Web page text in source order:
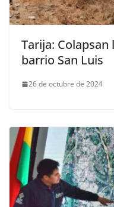
Tarija: Colapsan
barrio San Luis
26 de octubre de 2024